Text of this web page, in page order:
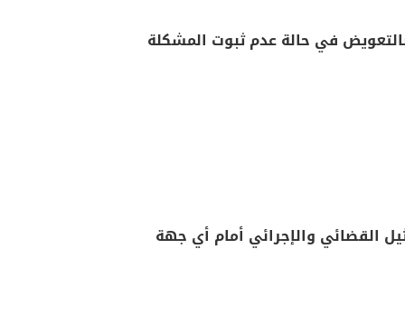
في حالة عدم ثبوت المشكلة
القضائي والإجرائي أمام أي جهة